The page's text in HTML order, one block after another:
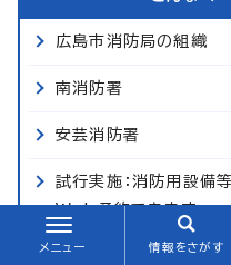
広島市消防局の組織
南消防署
安芸消防署
試行実施：消防用設備
Web予約できます
中消防署の業務概要
メニュー 情報をさがす